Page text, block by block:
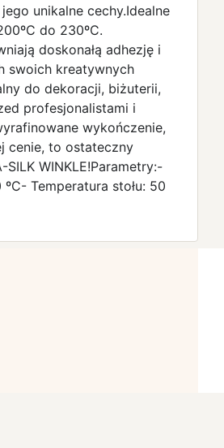
unikalne cechy.Idealne
do 230ºC.
doskonałą adhezję i
swoich kreatywnych
do dekoracji, biżuterii,
profesjonalistami i
wykończenie,
cenie, to ostateczny
WINKLE!Parametry:-
Temperatura stołu: 50